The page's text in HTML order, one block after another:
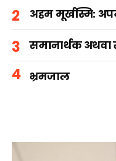
अहम मूर्खस्मि:
समानार्थक अथवा
भ्रमजाल